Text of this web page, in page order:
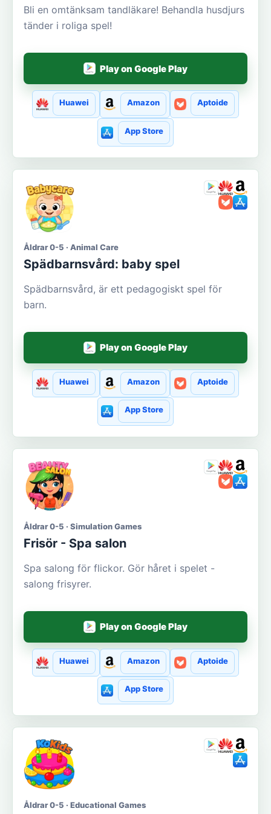
Bli en omtänksam tandläkare! Behandla husdjurs
tänder i roliga spel!
Play on Google Play
Huawei Amazon Aptoide
App Store
Åldrar 0-5 · Animal Care
Spädbarnsvård: baby spel
Spädbarnsvård, är ett pedagogiskt spel för
barn.
Play on Google Play
Huawei Amazon Aptoide
App Store
Åldrar 0-5 · Simulation Games
Frisör - Spa salon
Spa salong för flickor. Gör håret i spelet -
salong frisyrer.
Play on Google Play
Huawei Amazon Aptoide
App Store
Åldrar 0-5 · Educational Games